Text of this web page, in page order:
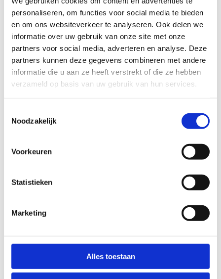
personaliseren, om functies voor social media te bieden
en om ons websiteverkeer te analyseren. Ook delen we
informatie over uw gebruik van onze site met onze
partners voor social media, adverteren en analyse. Deze
partners kunnen deze gegevens combineren met andere
informatie die u aan ze heeft verstrekt of die ze hebben
verzameld op basis van uw gebruik van hun services.
Noodzakelijk
Voorkeuren
Statistieken
Marketing
Alles toestaan
Type onderwijs*
Basisonderwijs
BuBaO
Secundair onderwijs
BuSO
Maaltijden en overnachting
Maandag
Woensdag
Sportmomenten